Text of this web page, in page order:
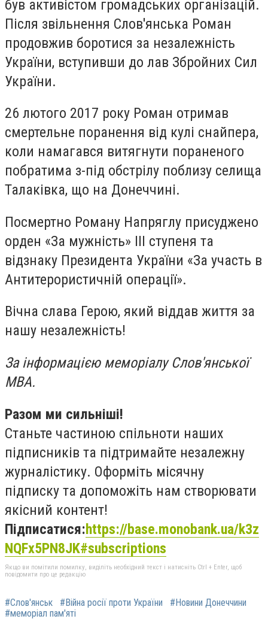
був активістом громадських організацій.
Після звільнення Слов'янська Роман
продовжив боротися за незалежність
України, вступивши до лав Збройних Сил
України.
26 лютого 2017 року Роман отримав
смертельне поранення від кулі снайпера,
коли намагався витягнути пораненого
побратима з-під обстрілу поблизу селища
Талаківка, що на Донеччині.
Посмертно Роману Напряглу присуджено
орден «За мужність» ІІІ ступеня та
відзнаку Президента України «За участь в
Антитерористичній операції».
Вічна слава Герою, який віддав життя за
нашу незалежність!
За інформацією меморіалу Слов'янської
МВА.
Разом ми сильніші!
Станьте частиною спільноти наших
підписників та підтримайте незалежну
журналістику. Оформіть місячну
підписку та допоможіть нам створювати
якісний контент!
Підписатися:https://base.monobank.ua/k3z
NQFx5PN8JK#subscriptions
Якщо ви помітили помилку, виділіть необхідний текст і натисніть Ctrl + Enter, щоб
повідомити про це редакцію
#Слов'янськ #Війна росії проти України
#Новини Донеччини
#меморіал пам'яті